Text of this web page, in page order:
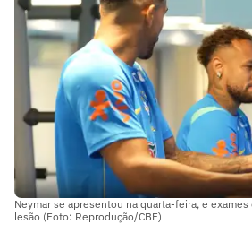
Neymar se apresentou na quarta-feira, e
lesão (Foto: Reprodução/CBF)